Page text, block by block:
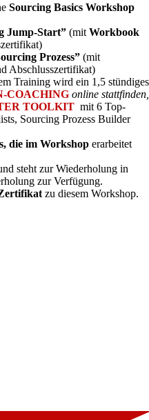
Sourcing Basics Workshop
Jump-Start”(mitWorkbook
Prozess”(mit
Abschlusszertifikat)
Training wird ein 1,5 stündiges
COACHINGonline stattfinden,
TOOLKIT mit 6 Top-
Sourcing Prozess Builder
die im Workshop erarbeitet
steht zur Wiederholung in
zur Verfügung.
zu diesem Workshop.